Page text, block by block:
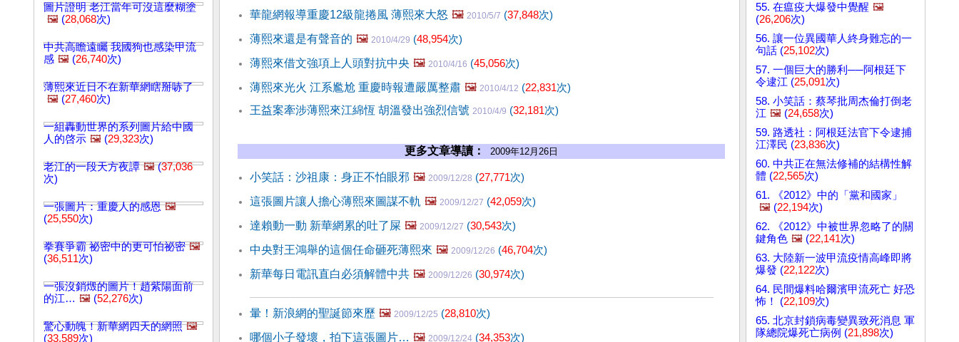
圖片證明 老江當年可沒這麼糊塗
🖼️ (28,068次)
中共高瞻遠矚 我國狗也感染甲流
感 🖼️ (26,740次)
薄熙來近日不在新華網瞎掰哧了
🖼️ (27,460次)
一組轟動世界的系列圖片給中國
人的啓示 🖼️ (29,323次)
老江的一段天方夜譚 🖼️(37,036
次)
一張圖片：重慶人的感恩 🖼️
(25,550次)
拳賽爭霸 祕密中的更可怕祕密 🖼️
(36,511次)
一張沒銷燬的圖片！趙紫陽面前
的江… 🖼️ (52,276次)
驚心動魄！新華網四天的網照 🖼️
(33,589次)
華龍網報導重慶12級龍捲風 薄熙來大怒 🖼️ 2010/5/7 (37,848次)
薄熙來還是有聲音的 🖼️ 2010/4/29 (48,954次)
薄熙來借文強項上人頭對抗中央 🖼️ 2010/4/16 (45,056次)
薄熙來光火 江系尷尬 重慶時報遭嚴厲整肅 🖼️ 2010/4/12 (22,831次)
王益案牽涉薄熙來江綿恆 胡溫發出強烈信號 2010/4/9 (32,181次)
更多文章導讀： 2009年12月26日
小笑話：沙祖康：身正不怕眼邪 🖼️ 2009/12/28 (27,771次)
這張圖片讓人擔心薄熙來圖謀不軌 🖼️ 2009/12/27 (42,059次)
達賴動一動 新華網累的吐了屎 🖼️ 2009/12/27 (30,543次)
中央對王鴻舉的這個任命砸死薄熙來 🖼️ 2009/12/26 (46,704次)
新華每日電訊直白必須解體中共 🖼️ 2009/12/26 (30,974次)
暈！新浪網的聖誕節來歷 🖼️ 2009/12/25 (28,810次)
哪個小子發壞，拍下這張圖片… 🖼️ 2009/12/24 (34,353次)
55. 在瘟疫大爆發中覺醒 🖼️
(26,206次)
56. 讓一位異國華人終身難忘的一
句話 (25,102次)
57. 一個巨大的勝利──阿根廷下
令逮江 (25,091次)
58. 小笑話：蔡琴批周杰倫打倒老
江 🖼️ (24,658次)
59. 路透社：阿根廷法官下令逮捕
江澤民 (23,836次)
60. 中共正在無法修補的結構性解
體 (22,565次)
61. 《2012》中的「黨和國家」
🖼️ (22,194次)
62. 《2012》中被世界忽略了的關
鍵角色 🖼️ (22,141次)
63. 大陸新一波甲流疫情高峰即將
爆發 (22,122次)
64. 民間爆料哈爾濱甲流死亡 好恐
怖！ (22,109次)
65. 北京封鎖病毒變異致死消息 軍
隊總院爆死亡病例 (21,898次)